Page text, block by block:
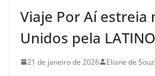
Viaje Por Aí estreia
Unidos pela
21 de janeiro de 2026 Eliane de